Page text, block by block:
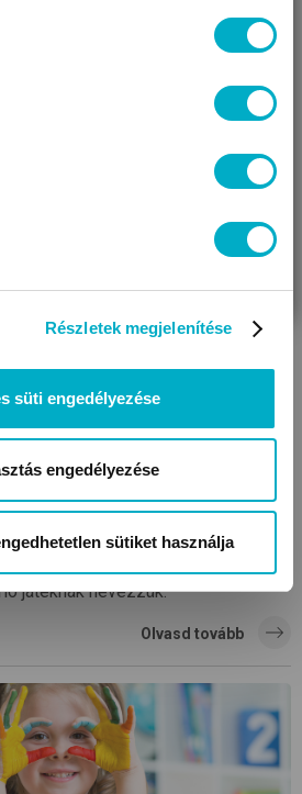
Részletek megjelenítése
süti engedélyezése
engedélyezése
sütiket használja
játék során?
tartja a mondás. Nincs ez
Már a csecsemők is játszanak,
játéknak nevezzük.
Olvasd tovább
jársz nálunk először!
AJÁNDÉKOT